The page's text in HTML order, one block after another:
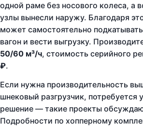
одной раме без носового колеса, а
узлы вынесли наружу. Благодаря
может самостоятельно
вагон и вести выгрузку.
50/60 м³/ч, стоимость серийного
₽.
Если нужна производительность
шнековый разгрузчик, потребуется
решение — такие проекты
Подробности по хопперному